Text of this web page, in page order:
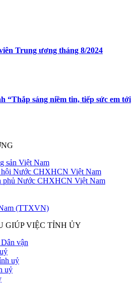
Trung ương tháng 8/2024
“Thắp sáng niềm tin, tiếp sức em tới
sản Việt Nam
Nước CHXHCN Việt Nam
Nước CHXHCN Việt Nam
(TTXVN)
GIÚP VIỆC TỈNH ỦY
vận
uỷ
uỷ